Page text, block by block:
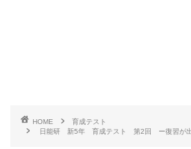
HOME
育成テスト
日能研 新5年 育成テスト 第2回 ー復習が出